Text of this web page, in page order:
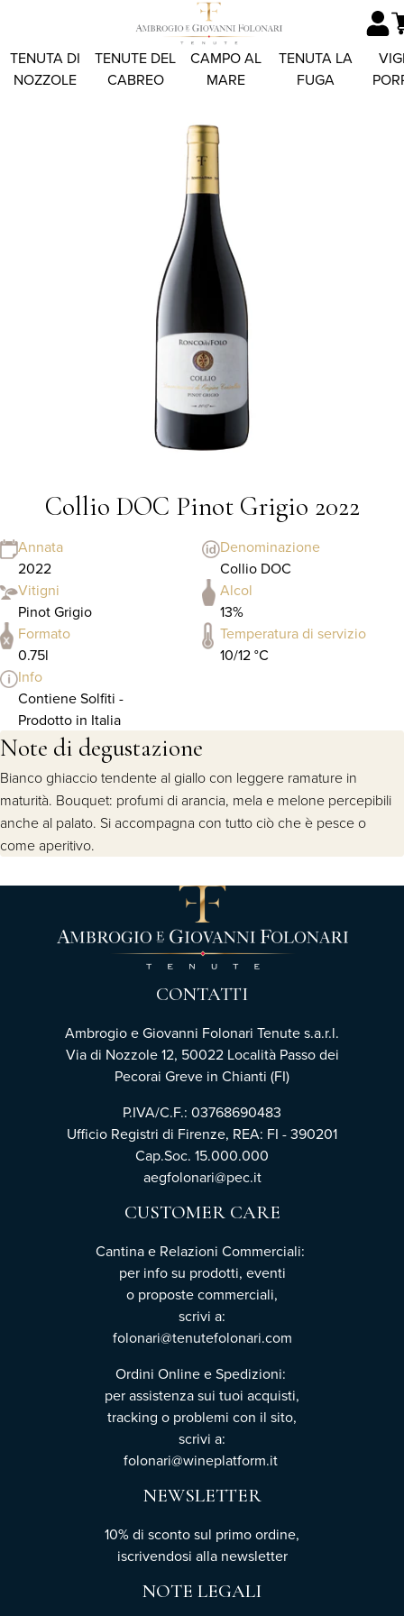
TENUTA DI
NOZZOLE
TENUTE DEL
CABREO
CAMPO AL
MARE
TENUTA LA
FUGA
Collio DOC Pinot Grigio 2022
Annata
2022
Denominazione
Collio DOC
Vitigni
Pinot Grigio
Alcol
13%
Formato
0.75l
Temperatura di servizio
10/12 °C
Info
Contiene Solfiti -
Prodotto in Italia
Note di degustazione
Bianco ghiaccio tendente al giallo con leggere ramature in
maturità. Bouquet: profumi di arancia, mela e melone percepibili
anche al palato. Si accompagna con tutto ciò che è pesce o
come aperitivo.
CONTATTI
Ambrogio e Giovanni Folonari Tenute s.a.r.l.
Via di Nozzole 12, 50022 Località Passo dei
Pecorai Greve in Chianti (FI)
P.IVA/C.F.: 03768690483
Ufficio Registri di Firenze, REA: FI - 390201
Cap.Soc. 15.000.000
aegfolonari@pec.it
CUSTOMER CARE
Cantina e Relazioni Commerciali:
per info su prodotti, eventi
o proposte commerciali,
scrivi a:
folonari@tenutefolonari.com
Ordini Online e Spedizioni:
per assistenza sui tuoi acquisti,
tracking o problemi con il sito,
scrivi a:
folonari@wineplatform.it
NEWSLETTER
10% di sconto sul primo ordine,
iscrivendosi alla newsletter
NOTE LEGALI